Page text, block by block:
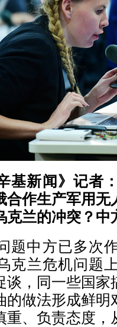
基新闻》记者
合作生产军用无
克兰的冲突？中
题中方已多次
克兰危机问题
谈，同一些国家
的做法形成鲜明
重、负责态度，